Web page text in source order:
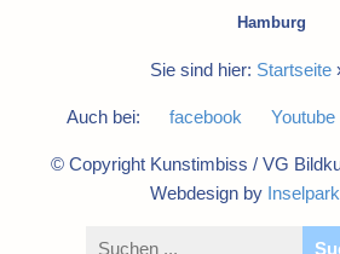
Hamburg
Sie sind hier: Startseite
Auch bei: facebook Youtube
© Copyright Kunstimbiss / VG
Webdesign by